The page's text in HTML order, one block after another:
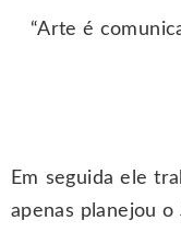
“Arte é
Em seguida ele
apenas planejou o